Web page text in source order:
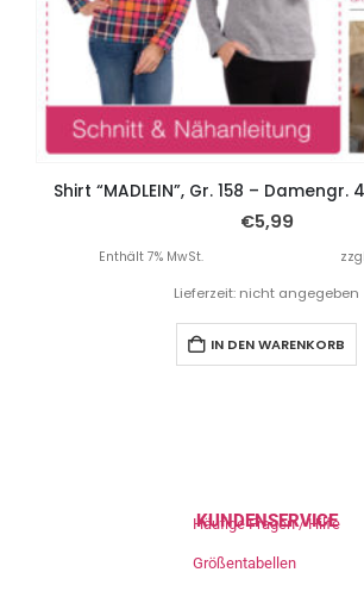
Shirt “MADLEIN”, Gr. 158 – Damengr.
€5,99
Enthält 7% MwSt.
Lieferzeit: nicht angegeben
IN DEN WARENKORB
KUNDENSERVICE
Häufige Fragen / Hilfe
Größentabellen